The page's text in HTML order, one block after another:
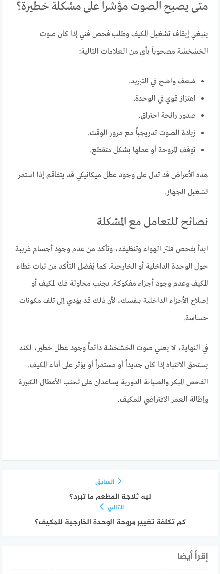
متى يصبح الصوت مؤشراً على مشكلة خطيرة؟
ينبغي إيقاف تشغيل المكيف وطلب فحص فني إذا كان صوت
الخشخشة مصحوباً بأي من العلامات التالية:
ضعف واضح في التبريد.
اهتزاز قوي في الوحدة.
صدور رائحة احتراق.
زيادة الصوت تدريجياً مع مرور الوقت.
توقف المروحة أو عملها بشكل متقطع.
هذه الأعراض قد تدل على وجود عطل ميكانيكي قد يتفاقم إذا استمر
تشغيل الجهاز.
نصائح للتعامل مع المشكلة
ابدأ بفحص فلتر الهواء وتنظيفه، وتأكد من عدم وجود أجسام غريبة
حول الوحدة الداخلية أو الخارجية. كما يُفضل التأكد من ثبات غطاء
المكيف وعدم وجود أجزاء مفكوكة. تجنب محاولة فك المكيف أو
إصلاح الأجزاء الداخلية بنفسك، لأن ذلك قد يؤدي إلى تلف مكونات
حساسة.
في النهاية، لا يعني صوت الخشخشة دائماً وجود عطل خطير، لكنه
يستحق الانتباه إذا كان جديداً أو مستمراً أو يؤثر على أداء المكيف.
الفحص المبكر والصيانة الدورية يساعدان على تجنب الأعطال الكبيرة
وإطالة العمر الافتراضي للمكيف.
السابق
ليه ثلاجة المطعم ما تبرد؟
التالي
كم تكلفة تغيير مروحة الوحدة الخارجية للمكيف؟
إقرأ أيضا